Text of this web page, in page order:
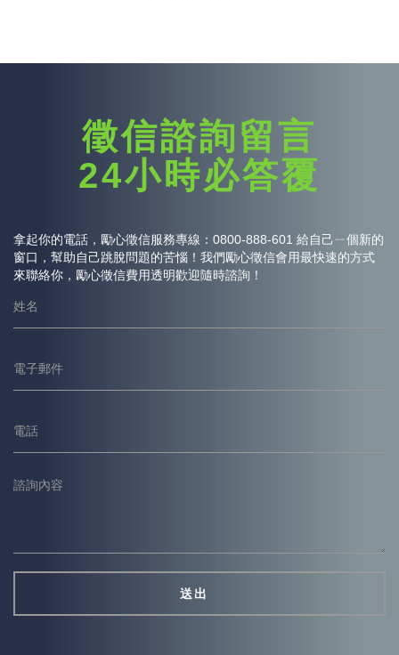
徵信諮詢留言
24小時必答覆
拿起你的電話，勵心徵信服務專線：0800-888-601 給自己ㄧ個新的
窗口，幫助自己跳脫問題的苦惱！我們勵心徵信會用最快速的方式
來聯絡你，勵心徵信費用透明歡迎隨時諮詢！